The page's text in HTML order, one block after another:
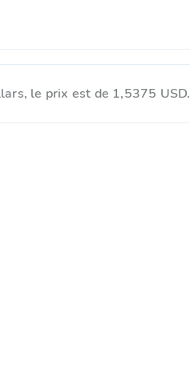
le prix est de 1,5375 USD.